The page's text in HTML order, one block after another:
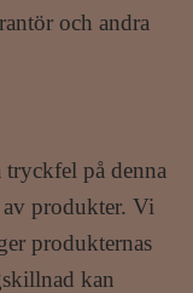
och andra
tryckfel på denna
produkter. Vi
produkternas
kan